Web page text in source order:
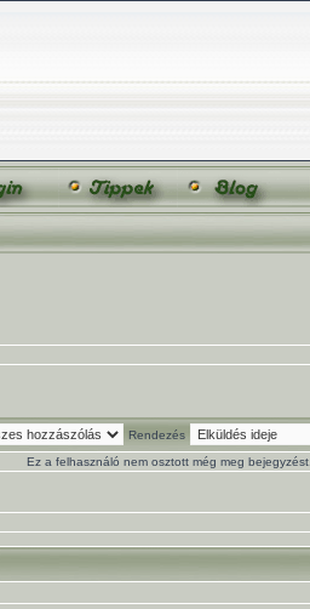
Rendezés
Ez a felhasználó nem osztott még meg bejegyzést.